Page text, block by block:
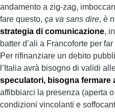
andamento a zig-zag,
fare questo, ça va sans dire, è
strategia di comunicazione,
batter d’ali a Francoforte per
Per rifinanziare un debito
l’Italia avrà bisogno di validi
speculatori, bisogna fermare
affibbiarci la presenza (aperta
condizioni vincolanti e